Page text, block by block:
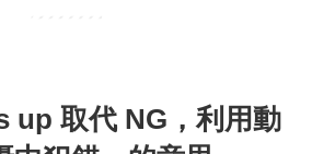
up 取代 NG，利用動